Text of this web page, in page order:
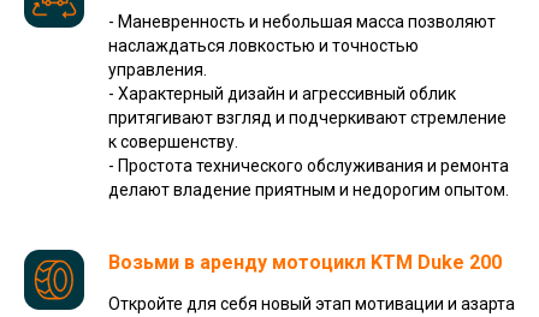
- Маневренность и небольшая масса позволяют
наслаждаться ловкостью и точностью
управления.
- Характерный дизайн и агрессивный облик
притягивают взгляд и подчеркивают стремление
к совершенству.
- Простота технического обслуживания и ремонта
делают владение приятным и недорогим опытом.
Возьми в аренду мотоцикл KTM Duke 200
Откройте для себя новый этап мотивации и азарта